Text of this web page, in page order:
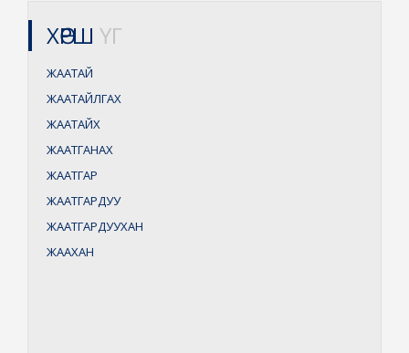
ХӨРШ ҮГ
ЖААТАЙ
ЖААТАЙЛГАХ
ЖААТАЙХ
ЖААТГАНАХ
ЖААТГАР
ЖААТГАРДУУ
ЖААТГАРДУУХАН
ЖААХАН